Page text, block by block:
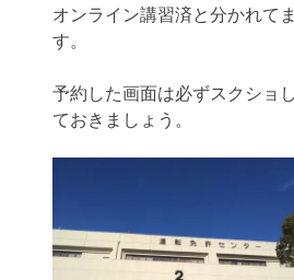
オンライン講習済と分かれてま
す。
予約した画面は必ずスクショし
ておきましょう。